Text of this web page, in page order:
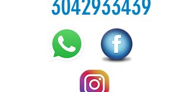
3042933439